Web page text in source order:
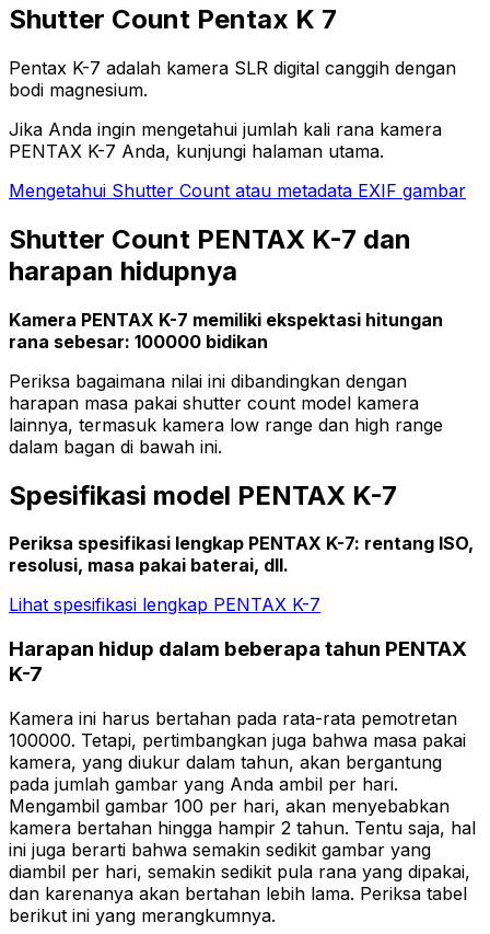
Shutter Count Pentax K 7
Pentax K-7 adalah kamera SLR digital canggih dengan
bodi magnesium.
Jika Anda ingin mengetahui jumlah kali rana kamera
PENTAX K-7 Anda, kunjungi halaman utama.
Mengetahui Shutter Count atau metadata EXIF gambar
Shutter Count PENTAX K-7 dan
harapan hidupnya
Kamera PENTAX K-7 memiliki ekspektasi hitungan
rana sebesar: 100000 bidikan
Periksa bagaimana nilai ini dibandingkan dengan
harapan masa pakai shutter count model kamera
lainnya, termasuk kamera low range dan high range
dalam bagan di bawah ini.
Spesifikasi model PENTAX K-7
Periksa spesifikasi lengkap PENTAX K-7: rentang ISO,
resolusi, masa pakai baterai, dll.
Lihat spesifikasi lengkap PENTAX K-7
Harapan hidup dalam beberapa tahun PENTAX
K-7
Kamera ini harus bertahan pada rata-rata pemotretan
100000. Tetapi, pertimbangkan juga bahwa masa pakai
kamera, yang diukur dalam tahun, akan bergantung
pada jumlah gambar yang Anda ambil per hari.
Mengambil gambar 100 per hari, akan menyebabkan
kamera bertahan hingga hampir 2 tahun. Tentu saja, hal
ini juga berarti bahwa semakin sedikit gambar yang
diambil per hari, semakin sedikit pula rana yang dipakai,
dan karenanya akan bertahan lebih lama. Periksa tabel
berikut ini yang merangkumnya.